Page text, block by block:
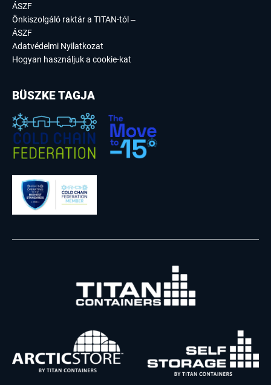
ÁSZF
Önkiszolgáló raktár a TITAN-tól –
ÁSZF
Adatvédelmi Nyilatkozat
Hogyan használjuk a cookie-kat
BÜSZKE TAGJA